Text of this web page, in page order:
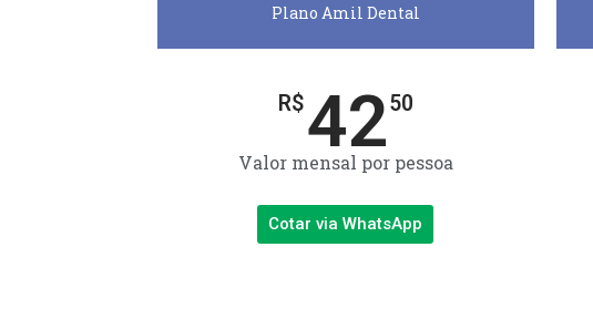
Plano Amil Dental
R$4250
Valor mensal por pessoa
Cotar via WhatsApp